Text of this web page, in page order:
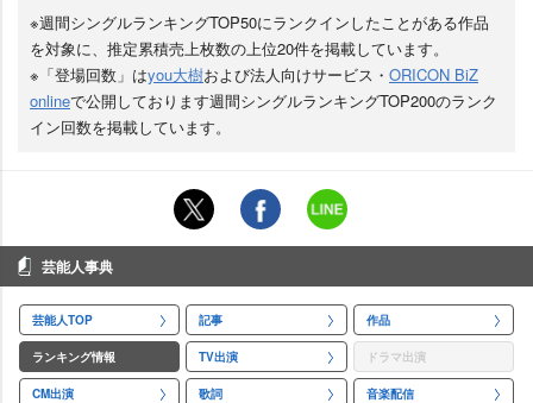
※週間シングルランキングTOP50にランクインしたことがある作品
を対象に、推定累積売上枚数の上位20件を掲載しています。
※「登場回数」はyou大樹および法人向けサービス・ ORICON BiZ
onlineで公開しております週間シングルランキングTOP200のランク
イン回数を掲載しています。
芸能人事典
芸能人TOP 記事 作品
ランキング情報 TV出演 ドラマ出演
CM出演 歌詞 音楽配信